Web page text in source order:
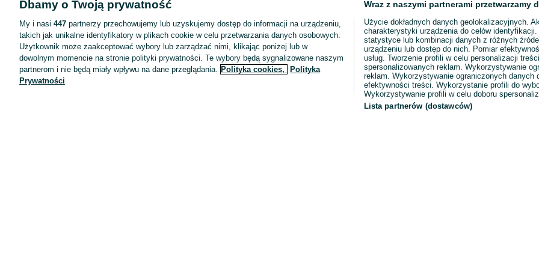
Wyróżnione ogłoszenia
Oferta dla firm
Blog
Regulamin
Polityka prywatności
Dbamy o Twoją prywatność
My i nasi 447 partnerzy przechowujemy lub uzyskujemy dostęp do informacji na urządzeniu,
takich jak unikalne identyfikatory w plikach cookie w celu przetwarzania danych osobowych.
Użytkownik może zaakceptować wybory lub zarządzać nimi, klikając poniżej lub w
dowolnym momencie na stronie polityki prywatności. Te wybory będą sygnalizowane naszym
partnerom i nie będą miały wpływu na dane przeglądania. Polityka cookies,
Polityka
Prywatności
Wraz z naszymi partnerami przetwarzamy
Użycie dokładnych danych geolokalizacyjnych.
charakterystyki urządzenia do celów
statystyce lub kombinacji danych z różnych
urządzeniu lub dostęp do nich. Pomiar
usług. Tworzenie profili w celu personalizacji
spersonalizowanych reklam. Wykorzystywanie
reklam. Wykorzystywanie ograniczonych danych
efektywności treści. Wykorzystanie profili do
Wykorzystywanie profili w celu doboru
Lista partnerów (dostawców)